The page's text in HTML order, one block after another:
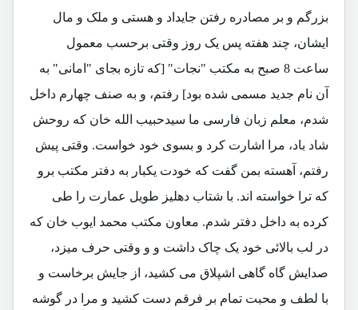
بزرگم و بر مصادره رفتن جایداد و هستی و ملک و مال
ایشان، چند هفته پس یک روز وقتی برحسب معمول
ساعت 8 صبح به مکتب "نجات" [که تازه بجای "امانی" به
آن نام جدید مسمی شده بود] رفتم، و به صنف چهارم داخل
شدم، معلم زبان فارسی ما سیدحبیب الله خان که روحش
شاد باد، مرا اشارت کرد و بسوی خود خواست. وقتی پیش
رفتم، آهسته بمن گفت که خودت یکبار به دفتر مکتب برو
که ترا خواسته اند. با شتاب دهلیز طویل عمارت را طی
کرده به داخل دفتر شدم. معاون مکتب محمد ایوب خان که
در لب بالائی خود یک چاک داشت و و وقتی حرف میزد،
صدایش گاه گاهی اشپلاق می کشید، از جایش برخاست و
با لطف و محبت تمام بر فرقم دست کشید و مرا در گوشه